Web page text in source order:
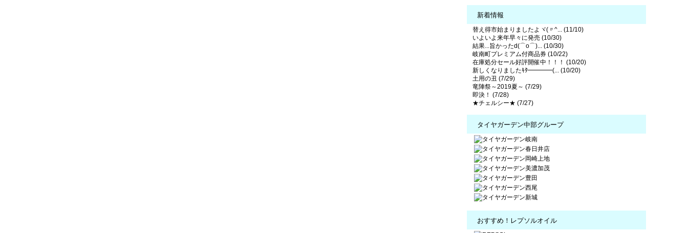
新着情報
替え得市始まりましたよヾ(〃^... (11/10)
いよいよ来年早々に発売 (10/30)
結果...旨かったd(⌒o⌒)... (10/30)
岐南町プレミアム付商品券 (10/22)
在庫処分セール好評開催中！！！ (10/20)
新しくなりましたｷﾀ━━━━(... (10/20)
土用の丑 (7/29)
竜陣祭～2019夏～ (7/29)
即決！ (7/28)
★チェルシー★ (7/27)
タイヤガーデン中部グループ
おすすめ！レプソルオイル